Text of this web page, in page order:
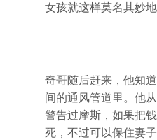
女孩就这样莫名其妙地
奇哥随后赶来，他知
间的通风管道里。他
警告过摩斯，如果把
死，不过可以保住妻